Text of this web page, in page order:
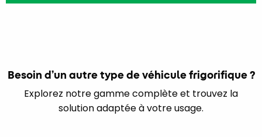
Besoin d’un autre type de véhicule frigorifique ?
Explorez notre gamme complète et trouvez la
solution adaptée à votre usage.